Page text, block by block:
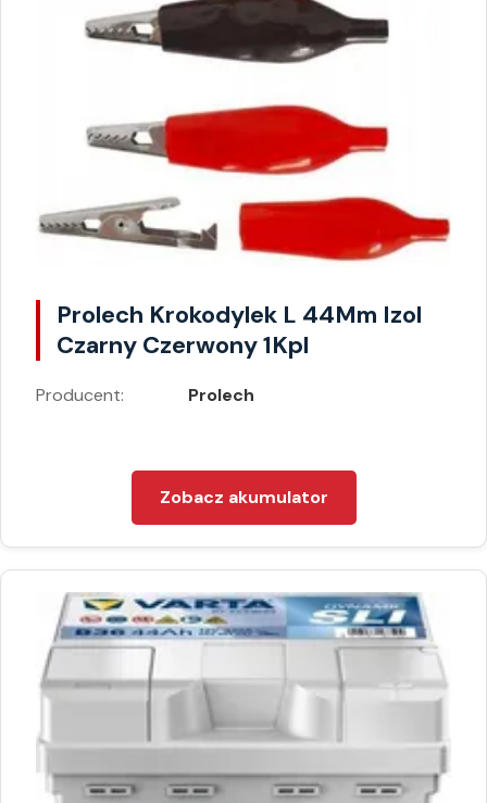
Prolech Krokodylek L 44Mm Izol
Czarny Czerwony 1Kpl
Producent: Prolech
Zobacz akumulator